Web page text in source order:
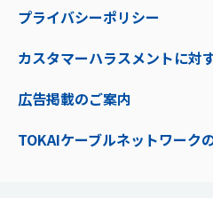
プライバシーポリシー
カスタマーハラスメントに対
広告掲載のご案内
TOKAIケーブルネットワーク